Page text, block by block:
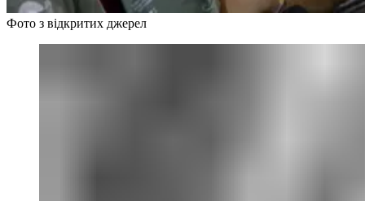
Фото з відкритих джерел